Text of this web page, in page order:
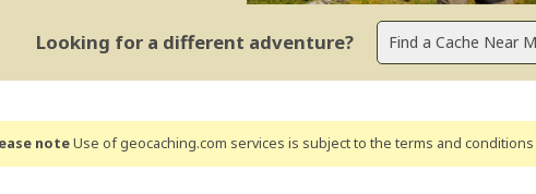
Looking for a different adventure?
noteUse of geocaching.com services is subject to the terms and conditions